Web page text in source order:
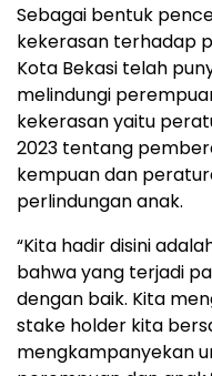
Sebagai bentuk
kekerasan terhadap
Kota Bekasi telah
melindungi
kekerasan yaitu
2023 tentang
kempuan dan
perlindungan anak.
“Kita hadir disini
bahwa yang terjadi
dengan baik. Kita
stake holder kita
mengkampanyekan